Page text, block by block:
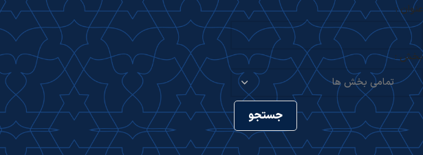
عنوان :
بخش :